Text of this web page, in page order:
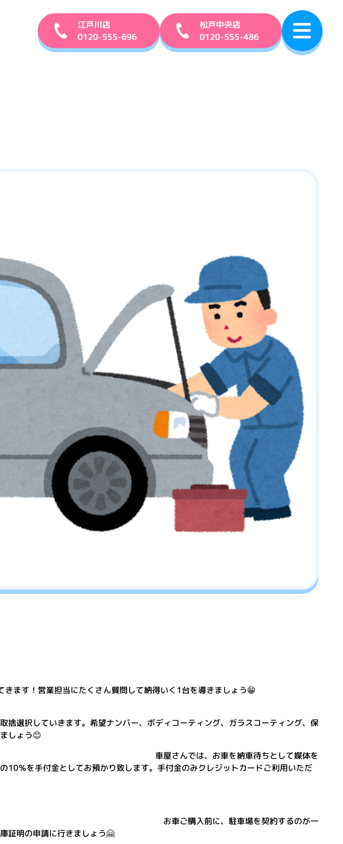
江戸川店
0120-555-696
松戸中央店
0120-555-486
ます！営業担当にたくさん質問して納得いく1台を導きましょう😁
選択していきます。希望ナンバー、ボディコーティング、ガラスコーティング、保
しょう😊
お車を納車待ちとして媒体を
％を手付金としてお預かり致します。手付金のみクレジットカードご利用いただ
前に、駐車場を契約するのが一
証明の申請に行きましょう🤗